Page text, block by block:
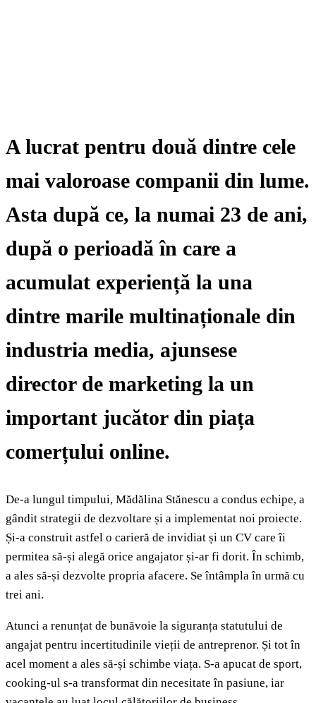
A lucrat pentru două dintre cele
mai valoroase companii din lume.
Asta după ce, la numai 23 de ani,
după o perioadă în care a
acumulat experiență la una
dintre marile multinaționale din
industria media, ajunsese
director de marketing la un
important jucător din piața
comerțului online.
De-a lungul timpului, Mădălina Stănescu a condus echipe, a
gândit strategii de dezvoltare și a implementat noi proiecte.
Și-a construit astfel o carieră de invidiat și un CV care îi
permitea să-și alegă orice angajator și-ar fi dorit. În schimb,
a ales să-și dezvolte propria afacere. Se întâmpla în urmă cu
trei ani.
Atunci a renunțat de bunăvoie la siguranța statutului de
angajat pentru incertitudinile vieții de antreprenor. Și tot în
acel moment a ales să-și schimbe viața. S-a apucat de sport,
cooking-ul s-a transformat din necesitate în pasiune, iar